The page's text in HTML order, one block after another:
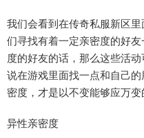
我们会看到在传奇私服新区
们寻找有着一定亲密度的好
度的好友的话，那么这些活
说在游戏里面找一点和自己
密度，才是以不变能够应万变
异性亲密度